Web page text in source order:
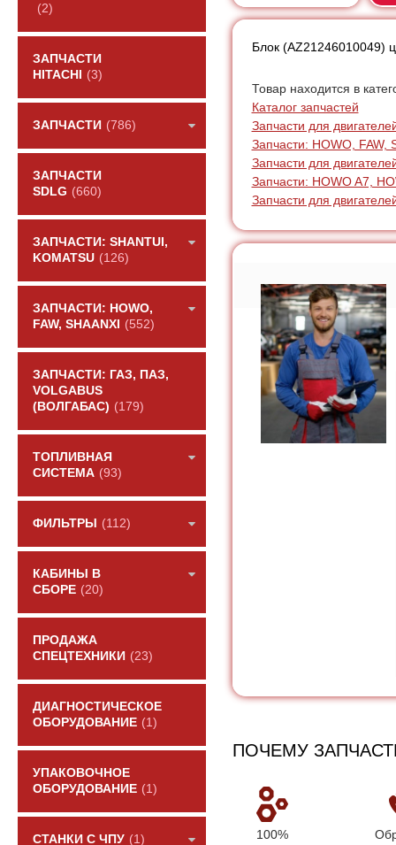
(2)
ЗАПЧАСТИ
HITACHI
(3)
ЗАПЧАСТИ (786)
ЗАПЧАСТИ
SDLG (660)
ЗАПЧАСТИ: SHANTUI,
KOMATSU (126)
ЗАПЧАСТИ: HOWO,
FAW, SHAANXI
(552)
ЗАПЧАСТИ: ГАЗ, ПАЗ,
VOLGABUS
(ВОЛГАБАС) (179)
ТОПЛИВНАЯ
СИСТЕМА (93)
ФИЛЬТРЫ (112)
КАБИНЫ В
СБОРЕ (20)
ПРОДАЖА
СПЕЦТЕХНИКИ (23)
ДИАГНОСТИЧЕСКОЕ
ОБОРУДОВАНИЕ (1)
УПАКОВОЧНОЕ
ОБОРУДОВАНИЕ (1)
СТАНКИ С ЧПУ (1)
Блок (AZ21246010049)
Товар находится в
Каталог запчастей
Запчасти для
Запчасти: HOWO, FAW,
Запчасти для
Запчасти: HOWO A7,
Запчасти для
ПОЧЕМУ
100%